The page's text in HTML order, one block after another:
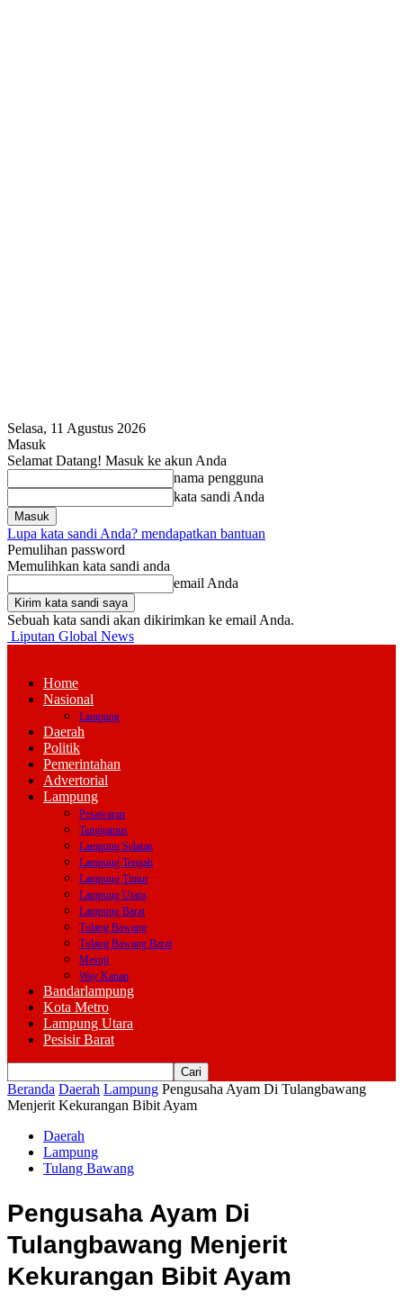
Selasa, 11 Agustus 2026
Masuk
Selamat Datang! Masuk ke akun Anda
nama pengguna
kata sandi Anda
Lupa kata sandi Anda? mendapatkan bantuan
Pemulihan password
Memulihkan kata sandi anda
email Anda
Sebuah kata sandi akan dikirimkan ke email Anda.
Liputan Global News
Home
Nasional
Lampung
Daerah
Politik
Pemerintahan
Advertorial
Lampung
Pesawaran
Tanggamus
Lampung Selatan
Lampung Tengah
Lampung Timur
Lampung Utara
Lampung Barat
Tulang Bawang
Tulang Bawang Barat
Mesuji
Way Kanan
Bandarlampung
Kota Metro
Lampung Utara
Pesisir Barat
Beranda Daerah Lampung Pengusaha Ayam Di Tulangbawang
Menjerit Kekurangan Bibit Ayam
Daerah
Lampung
Tulang Bawang
Pengusaha Ayam Di
Tulangbawang Menjerit
Kekurangan Bibit Ayam